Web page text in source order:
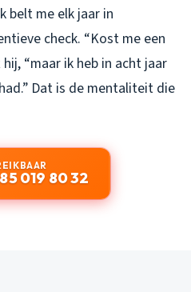
belt me elk jaar in
check. “Kost me een
“maar ik heb in acht jaar
Dat is de mentaliteit die
019 80 32